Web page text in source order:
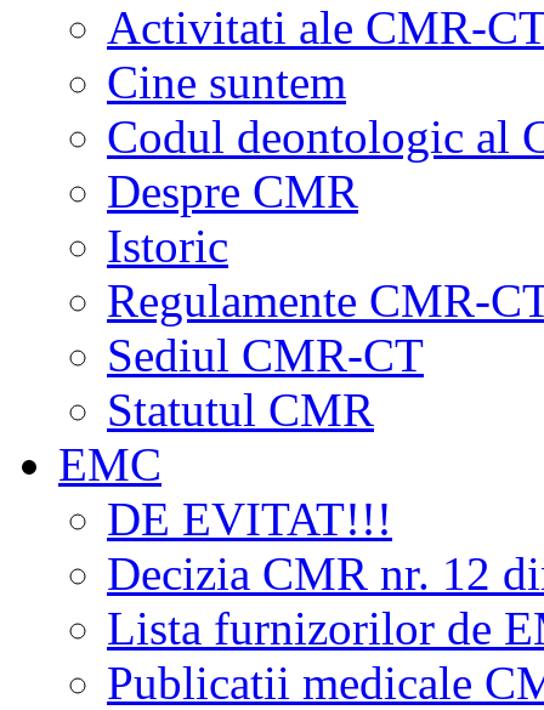
Activitati ale CMR-
Cine suntem
Codul deontologic al
Despre CMR
Istoric
Regulamente CMR-
Sediul CMR-CT
Statutul CMR
EMC
DE EVITAT!!!
Decizia CMR nr. 12
Lista furnizorilor de
Publicatii medicale